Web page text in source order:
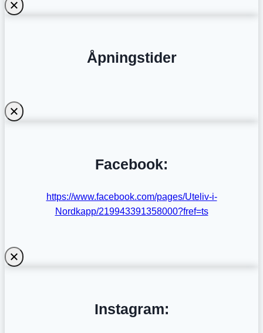
Åpningstider
Facebook:
https://www.facebook.com/pages/Uteliv-i-
Nordkapp/219943391358000?fref=ts
Instagram: